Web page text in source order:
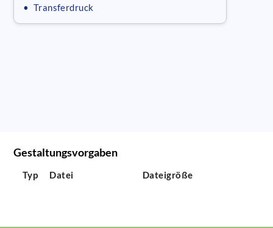
• Transferdruck
Gestaltungsvorgaben
Typ Datei Dateigröße